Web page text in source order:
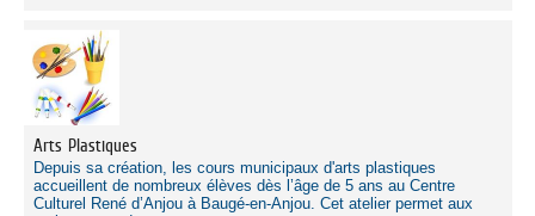
Arts Plastiques
Depuis sa création, les cours municipaux d'arts plastiques
accueillent de nombreux élèves dès l’âge de 5 ans au Centre
Culturel René d’Anjou à Baugé-en-Anjou. Cet atelier permet aux